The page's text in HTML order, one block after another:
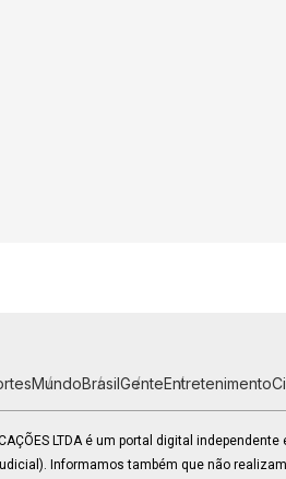
MundoBrasilGenteEntretenimento
LTDA é um portal digital
Informamos também que não